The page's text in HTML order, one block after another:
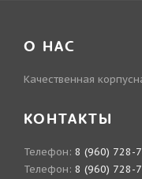
О НАС
Качественная
КОНТАКТЫ
Телефон: 8 (960) 728-
Телефон: 8 (960) 728-